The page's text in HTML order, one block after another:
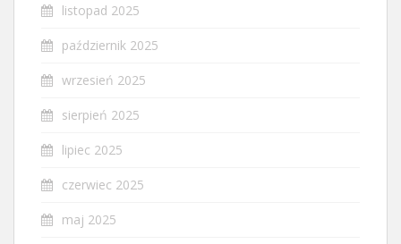
listopad 2025
październik 2025
wrzesień 2025
sierpień 2025
lipiec 2025
czerwiec 2025
maj 2025